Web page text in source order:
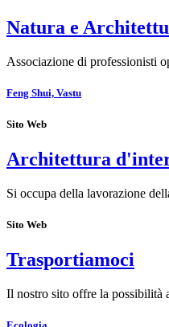
Natura e
Associazione di professionisti
Feng Shui, Vastu
Sito Web
Architettura
Si occupa della lavorazione
Sito Web
Trasportiamoci
Il nostro sito offre la